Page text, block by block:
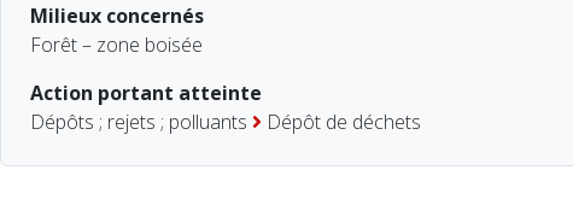
Milieux concernés
Forêt – zone boisée
Action portant atteinte
Dépôts ; rejets ; polluants
Dépôt de déchets